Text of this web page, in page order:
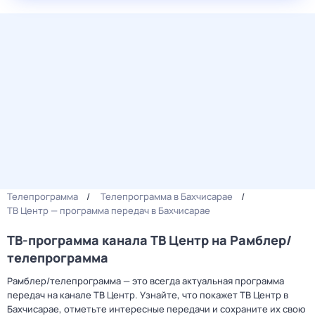
Телепрограмма
Телепрограмма в Бахчисарае
ТВ Центр — программа передач в Бахчисарае
ТВ-программа канала ТВ Центр на Рамблер/
телепрограмма
Рамблер/телепрограмма — это всегда актуальная программа
передач на канале ТВ Центр. Узнайте, что покажет ТВ Центр в
Бахчисарае, отметьте интересные передачи и сохраните их свою